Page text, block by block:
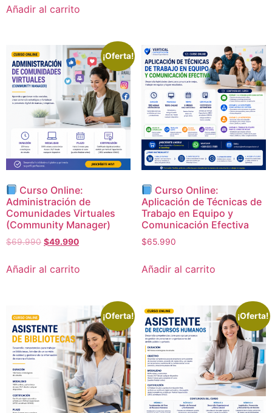
Añadir al carrito
¡Oferta!
Curso Online:
Administración de
Comunidades Virtuales
(Community Manager)
$69.990 $49.990
Añadir al carrito
Curso Online:
Aplicación de Técnicas de
Trabajo en Equipo y
Comunicación Efectiva
$65.990
Añadir al carrito
¡Oferta! ¡Oferta!